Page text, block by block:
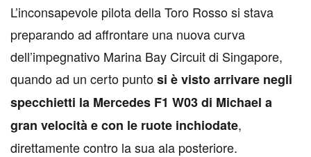
L’inconsapevole pilota della Toro Rosso si stava
preparando ad affrontare una nuova curva
dell’impegnativo Marina Bay Circuit di Singapore,
quando ad un certo puntosi è visto arrivare negli
specchietti la Mercedes F1 W03 di Michael a
gran velocità e con le ruote inchiodate,
direttamente contro la sua ala posteriore.